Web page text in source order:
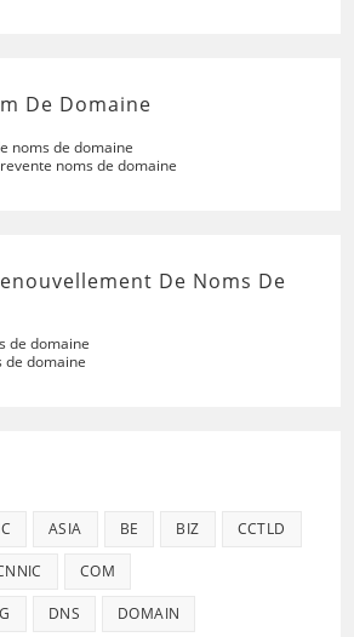
De Domaine
noms de domaine
noms de domaine
De Noms De
de domaine
de domaine
ASIA BE BIZ CCTLD
COM
DNS DOMAIN